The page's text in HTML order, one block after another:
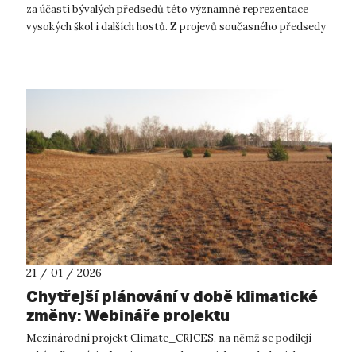
za účasti bývalých předsedů této významné reprezentace
vysokých škol i dalších hostů. Z projevů současného předsedy
21 / 01 / 2026
Chytřejší plánování v době klimatické
změny: Webináře projektu
Climate_CRICES
Mezinárodní projekt Climate_CRICES, na němž se podílejí